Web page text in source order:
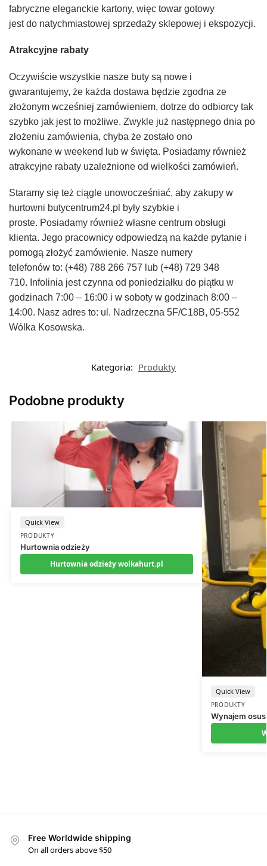
fabryczne eleganckie kartony, więc towar gotowy
jestdo natychmiastowej sprzedaży sklepowej i ekspozycji.
Atrakcyjne rabaty
Oczywiście wszystkie nasze buty są nowe i
gwarantujemy, że każda dostawa będzie zgodna ze
złożonym wcześniej zamówieniem, dotrze do odbiorcy tak
szybko jak jestto moż liwe. Zwykle już następnego dnia po
złożeniu zamówienia, chyba że zostało ono
wykonane w weekend lub w święta. Posiadamy również
atrakcyjne rabaty uzależnione od wielkości zamówień.
Staramy się też ciągle unowocześniać, aby zakupy w
hurtowni butycentrum24.pl były szybkie i
proste. Posiadamy również własne centrum obsługi
klienta. Jego pracownicy odpowiedzą na każde pytanie i
pomogą złożyć zamówienie. Nasze numery
telefonów to: (+48) 788 266 757 lub (+48) 729 348
710. nfolinia jest czynna od poniedziałku do piątku w
godzinach 7:00 – 16:00 i w soboty w godzinach 8:00 –
14:00. Nasz adres to: ul. Nadrzeczna 5F/C18B, 05-552
Wólka Kosowska.
Kategoria: Produkty
Podobne produkty
PRODUKTY
Hurtownia odzieży
Hurtownia odzieży wolkahurt.pl
Quick View
PRODUKTY
Wynajem
Quick View
Free Worldwide shipping
On all orders above $50